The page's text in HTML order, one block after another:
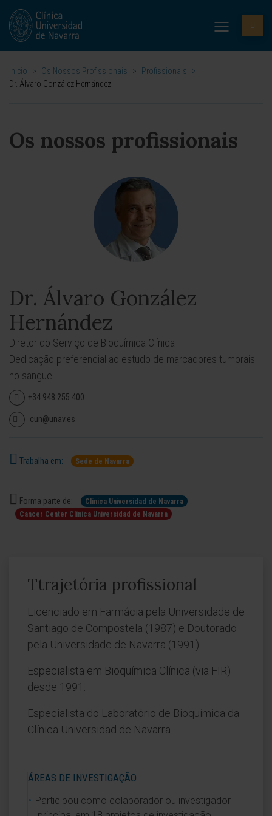
Inicio > Os Nossos Profissionais > Profissionais
>
Dr. Álvaro González Hernández
Os nossos profissionais
Dr. Álvaro González
Hernández
Diretor do Serviço de Bioquímica Clínica
Dedicação preferencial ao estudo de marcadores tumorais
no sangue
+34 948 255 400
cun@unav.es
Trabalha em: Sede de Navarra
Forma parte de:
Clínica Universidad de Navarra
Cancer Center Clínica Universidad de Navarra
Ttrajetória profissional
Licenciado em Farmácia pela Universidade de
Santiago de Compostela (1987) e Doutorado
pela Universidade de Navarra (1991).
Especialista em Bioquímica Clínica (via FIR)
desde 1991.
Especialista do Laboratório de Bioquímica da
Clínica Universidad de Navarra.
ÁREAS DE INVESTIGAÇÃO
Participou como colaborador ou investigador